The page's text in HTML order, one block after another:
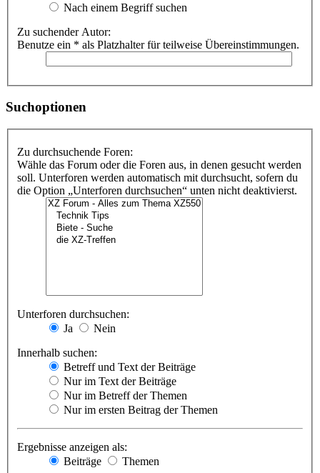
Nach einem Begriff suchen
Zu suchender Autor:
Benutze ein * als Platzhalter für teilweise Übereinstimmungen.
Suchoptionen
Zu durchsuchende Foren:
Wähle das Forum oder die Foren aus, in denen gesucht werden
soll. Unterforen werden automatisch mit durchsucht, sofern du
die Option „Unterforen durchsuchen“ unten nicht deaktivierst.
Unterforen durchsuchen:
Ja
Nein
Innerhalb suchen:
Betreff und Text der Beiträge
Nur im Text der Beiträge
Nur im Betreff der Themen
Nur im ersten Beitrag der Themen
Ergebnisse anzeigen als:
Beiträge
Themen